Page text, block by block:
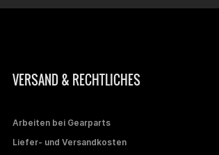
VERSAND & RECHTLICHES
Arbeiten bei Gearparts
Liefer- und Versandkosten